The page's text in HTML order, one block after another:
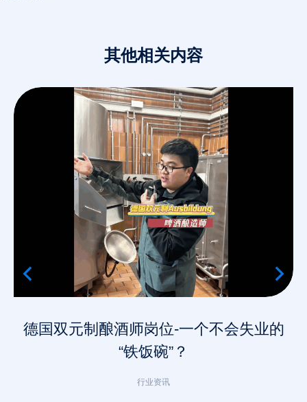
其他相关内容
德国双元制酿酒师岗位-一个不会失业的
“铁饭碗”？
行业资讯